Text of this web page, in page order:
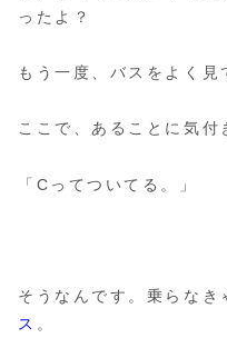
ったよ？
もう一度、バスをよく見
ここで、あることに気付
「Cってついてる。」
そうなんです。乗らなき
ス 。